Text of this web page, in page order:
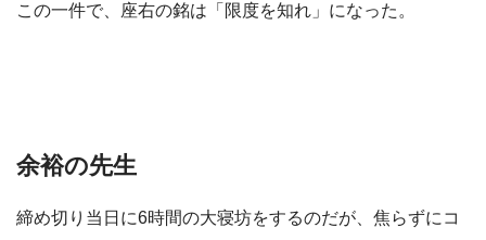
この一件で、座右の銘は「限度を知れ」になった。
余裕の先生
締め切り当日に6時間の大寝坊をするのだが、焦らずにコ